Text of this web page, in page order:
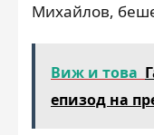
Михайлов,
Виж и това
епизод на